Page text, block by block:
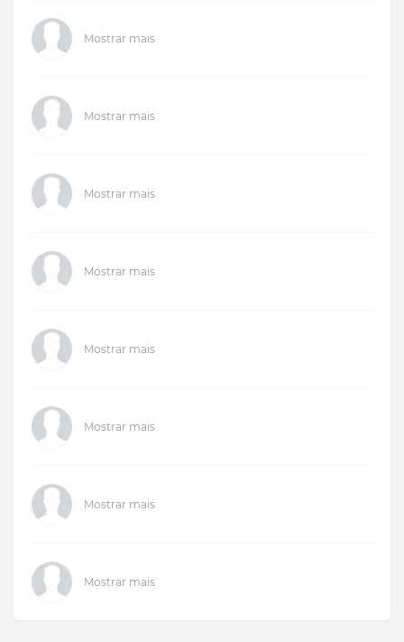
Mostrar mais
Mostrar mais
Mostrar mais
Mostrar mais
Mostrar mais
Mostrar mais
Mostrar mais
Mostrar mais